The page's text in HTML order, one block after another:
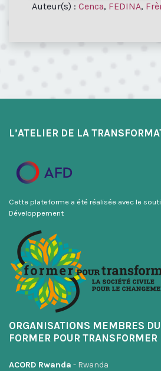
Auteur(s) : Cenca, FEDINA,
L’ATELIER DE LA
Cette plateforme a été réalisée avec le
Développement
ORGANISATIONS MEMBRES
FORMER POUR TRANSFORMER
ACORD Rwanda - Rwanda